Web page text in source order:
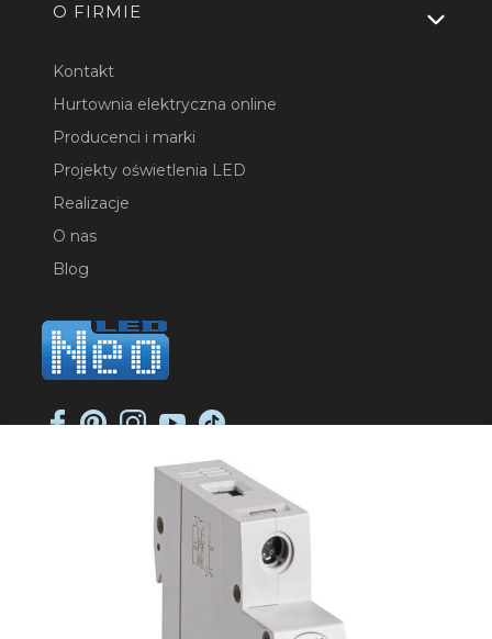
O FIRMIE
Kontakt
Hurtownia elektryczna online
Producenci i marki
Projekty oświetlenia LED
Realizacje
O nas
Blog
NEO-LED SP. K.
ul. Jana Długosza 2
51-162 Wrocław
NIP: 8951925233